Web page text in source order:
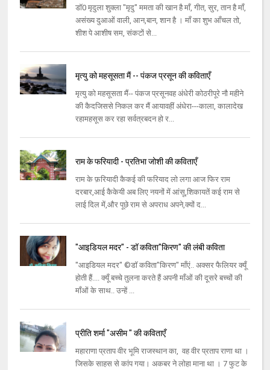
डॉ0 मृदुला शुक्ला "मृदु" ममता की खान है माँ, गीत, सुर, तान है माँ,
असंख्य दुआओं वाली, आन,बान, शान है । माँ का शुभ आँचल तो,
शीश पे आशीष सम, संकटों से...
मृत्यु को महसूसता मैं -- पंकज प्रसून की कविताएँ
मृत्यु को महसूसता मैं-- पंकज प्रसूनवह अंधेरी कोठरीपूरे नौ महीने
की कैदजिससे निकल कर मैं आयावहीं अंधेरा---काला, कालादेख
रहामहसूस कर रहा सर्वत्रबदन हो र...
राम के फरियादी - प्रतिभा जोशी की कविताएँ
राम के फ़रियादी कैकई की फरियाद लो लगा आज फिर राम
दरबार,आई कैकेयी अब लिए नयनों में आंसू,शिकायतें कई राम से
लाई दिल में,और पूछे राम से अपराध अपने,क्यों द...
"आइडियल मदर" - डॉ कविता"किरण" की लंबी कविता
"आइडियल मदर" ©डॉ कविता"किरण" माँएं.. अक्सर फैलियर क्यूँ
होती हैं.... क्यूँ बच्चे तुलना करते हैं अपनी माँओं की दूसरे बच्चों की
माँओं के साथ.. उन्हें ...
प्रीति शर्मा "असीम " की कविताएँ
महाराणा प्रताप वीर भूमि राजस्थान का, वह वीर प्रताप राणा था ।
जिसके साहस से कांप गया। अकबर ने लोहा माना था । 7 फुट के